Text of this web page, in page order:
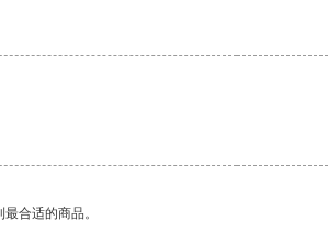
合适的商品。